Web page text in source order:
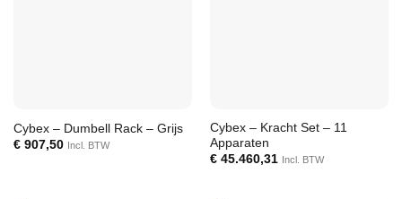
Cybex – Dumbell Rack – Grijs
€907,50 Incl. BTW
Cybex – Kracht Set – 11
Apparaten
€45.460,31 Incl. BTW